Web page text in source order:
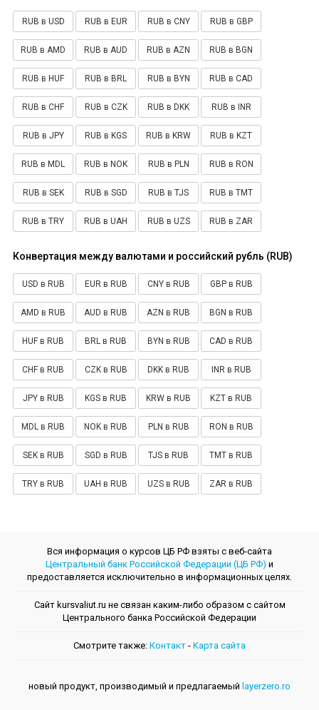
RUB в USD RUB в EUR RUB в CNY RUB в GBP
RUB в AMD RUB в AUD RUB в AZN RUB в BGN
RUB в HUF RUB в BRL RUB в BYN RUB в CAD
RUB в CHF RUB в CZK RUB в DKK RUB в INR
RUB в JPY RUB в KGS RUB в KRW RUB в KZT
RUB в MDL RUB в NOK RUB в PLN RUB в RON
RUB в SEK RUB в SGD RUB в TJS RUB в TMT
RUB в TRY RUB в UAH RUB в UZS RUB в ZAR
Конвертация между валютами и российский рубль (RUB)
USD в RUB EUR в RUB CNY в RUB GBP в RUB
AMD в RUB AUD в RUB AZN в RUB BGN в RUB
HUF в RUB BRL в RUB BYN в RUB CAD в RUB
CHF в RUB CZK в RUB DKK в RUB INR в RUB
JPY в RUB KGS в RUB KRW в RUB KZT в RUB
MDL в RUB NOK в RUB PLN в RUB RON в RUB
SEK в RUB SGD в RUB TJS в RUB TMT в RUB
TRY в RUB UAH в RUB UZS в RUB ZAR в RUB
Вся информация о курсов ЦБ РФ взяты с веб-сайта
Центральный банк Российской Федерации (ЦБ РФ) и
предоставляется исключительно в информационных целях.
Сайт kursvaliut.ru не связан каким-либо образом с сайтом
Центрального банкa Российской Федерации
Смотрите также: Контакт - Kарта сайта
новый продукт, производимый и предлагаемый layerzero.ro